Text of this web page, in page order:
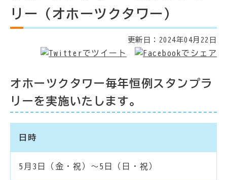
リー（オホーツクタワー）
更新日： 2024年04月22日
オホーツクタワー毎年恒例スタンプラ
リーを実施いたします。
日時
5月3日（金・祝）～5日（日・祝）